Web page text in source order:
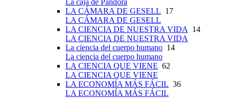
La caja de Pandora
LA CÁMARA DE GESELL 17
LA CÁMARA DE GESELL
LA CIENCIA DE NUESTRA VIDA
14
LA CIENCIA DE NUESTRA VIDA
La ciencia del cuerpo humano 14
La ciencia del cuerpo humano
LA CIENCIA QUE VIENE 62
LA CIENCIA QUE VIENE
LA ECONOMÍA MÁS FÁCIL 36
LA ECONOMÍA MÁS FÁCIL